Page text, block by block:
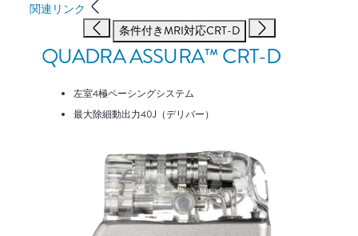
関連リンク
条件付きMRI対応CRT-D
QUADRA ASSURA™ CRT-D
左室4極ペーシングシステム
最大除細動出力40J（デリバー）